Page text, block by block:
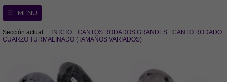
☰ MENU
Sección actual: INICIO CANTOS RODADOS GRANDES
CANTO RODADO
CUARZO TURMALINADO (TAMAÑOS VARIADOS)